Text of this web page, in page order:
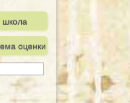
школа
оценки